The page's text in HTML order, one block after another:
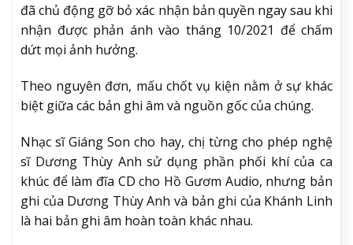
đã chủ động gỡ bỏ xác nhận bản quyền ngay sau khi
nhận được phản ánh vào tháng 10/2021 để chấm
dứt mọi ảnh hưởng.
Theo nguyên đơn, mấu chốt vụ kiện nằm ở sự khác
biệt giữa các bản ghi âm và nguồn gốc của chúng.
Nhạc sĩ Giáng Son cho hay, chị từng cho phép nghệ
sĩ Dương Thùy Anh sử dụng phần phối khí của ca
khúc để làm đĩa CD cho Hồ Gươm Audio, nhưng bản
ghi của Dương Thùy Anh và bản ghi của Khánh Linh
là hai bản ghi âm hoàn toàn khác nhau.